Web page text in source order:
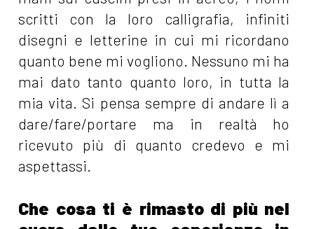
scritti con la loro calligrafia, infiniti
disegni e letterine in cui mi ricordano
quanto bene mi vogliono. Nessuno mi ha
mai dato tanto quanto loro, in tutta la
mia vita. Si pensa sempre di andare lì a
dare/fare/portare ma in realtà ho
ricevuto più di quanto credevo e mi
aspettassi.
Che cosa ti è rimasto di più nel